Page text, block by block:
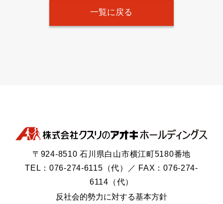
一覧に戻る
〒924-8510 石川県白山市横江町5180番地
TEL：076-274-6115（代）／ FAX：076-274-
6114（代）
反社会的勢力に対する基本方針